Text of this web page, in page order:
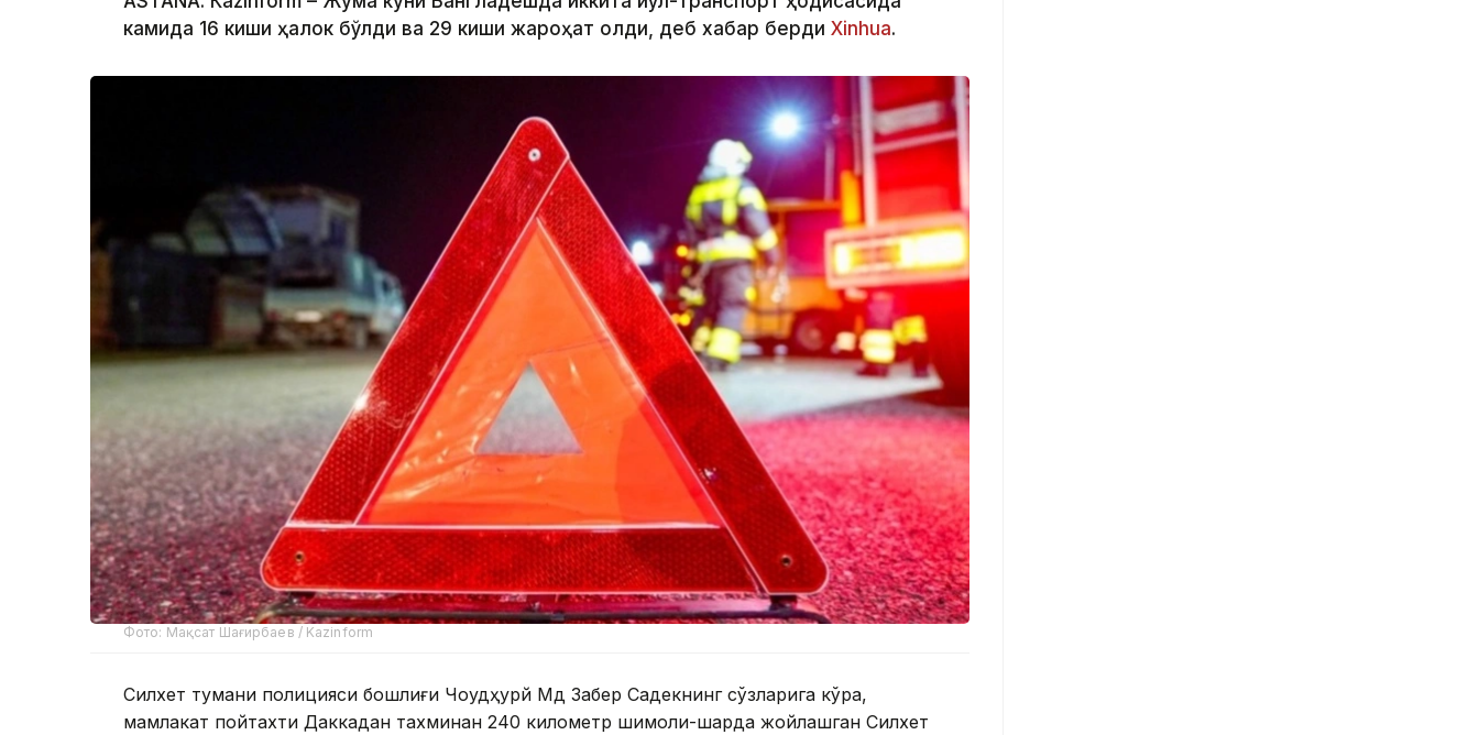
камида 16 киши ҳалок бўлди ва 29 киши жароҳат олди, деб хабар берди Xinhua.
Фото: Мақсат Шағирбаев / Kazinform
Силхет тумани полицияси бошлиғи Чоудҳурй Мд Забер Садекнинг сўзларига кўра,
мамлакат пойтахти Даккадан тахминан 240 километр шимоли-шарқда жойлашган Силхет